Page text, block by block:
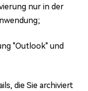
nur in der
"Outlook" und
die Sie archiviert